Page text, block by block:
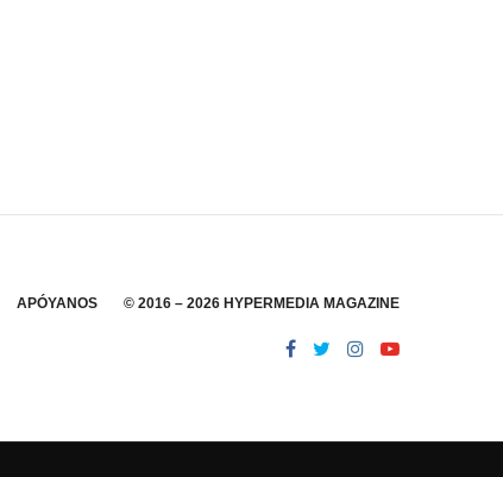
APÓYANOS © 2016 – 2026 HYPERMEDIA MAGAZINE